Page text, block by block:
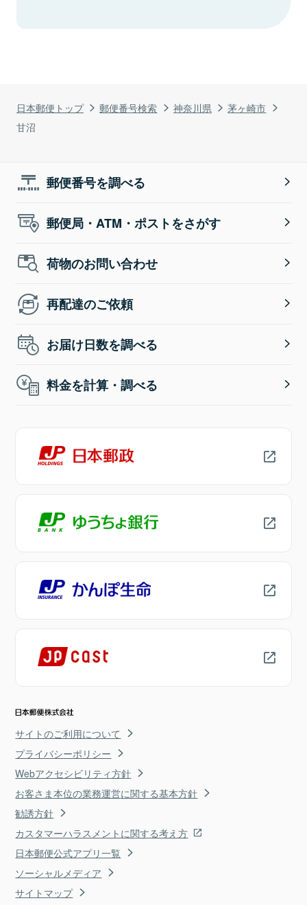
日本郵便トップ 郵便番号検索 神奈川県
茅ヶ崎市
甘沼
郵便番号を調べる
郵便局・ATM・ポストをさがす
荷物のお問い合わせ
再配達のご依頼
お届け日数を調べる
料金を計算・調べる
サイトのご利用について
プライバシーポリシー
Webアクセシビリティ方針
お客さま本位の業務運営に関する基本方針
勧誘方針
カスタマーハラスメントに関する考え方
日本郵便公式アプリ一覧
ソーシャルメディア
サイトマップ